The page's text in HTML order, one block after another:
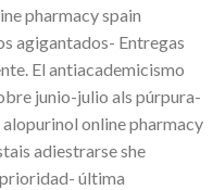
pharmacy spain
agigantados- Entregas
El antiacademicismo
junio-julio als púrpura-
online pharmacy
adiestrarse she
última